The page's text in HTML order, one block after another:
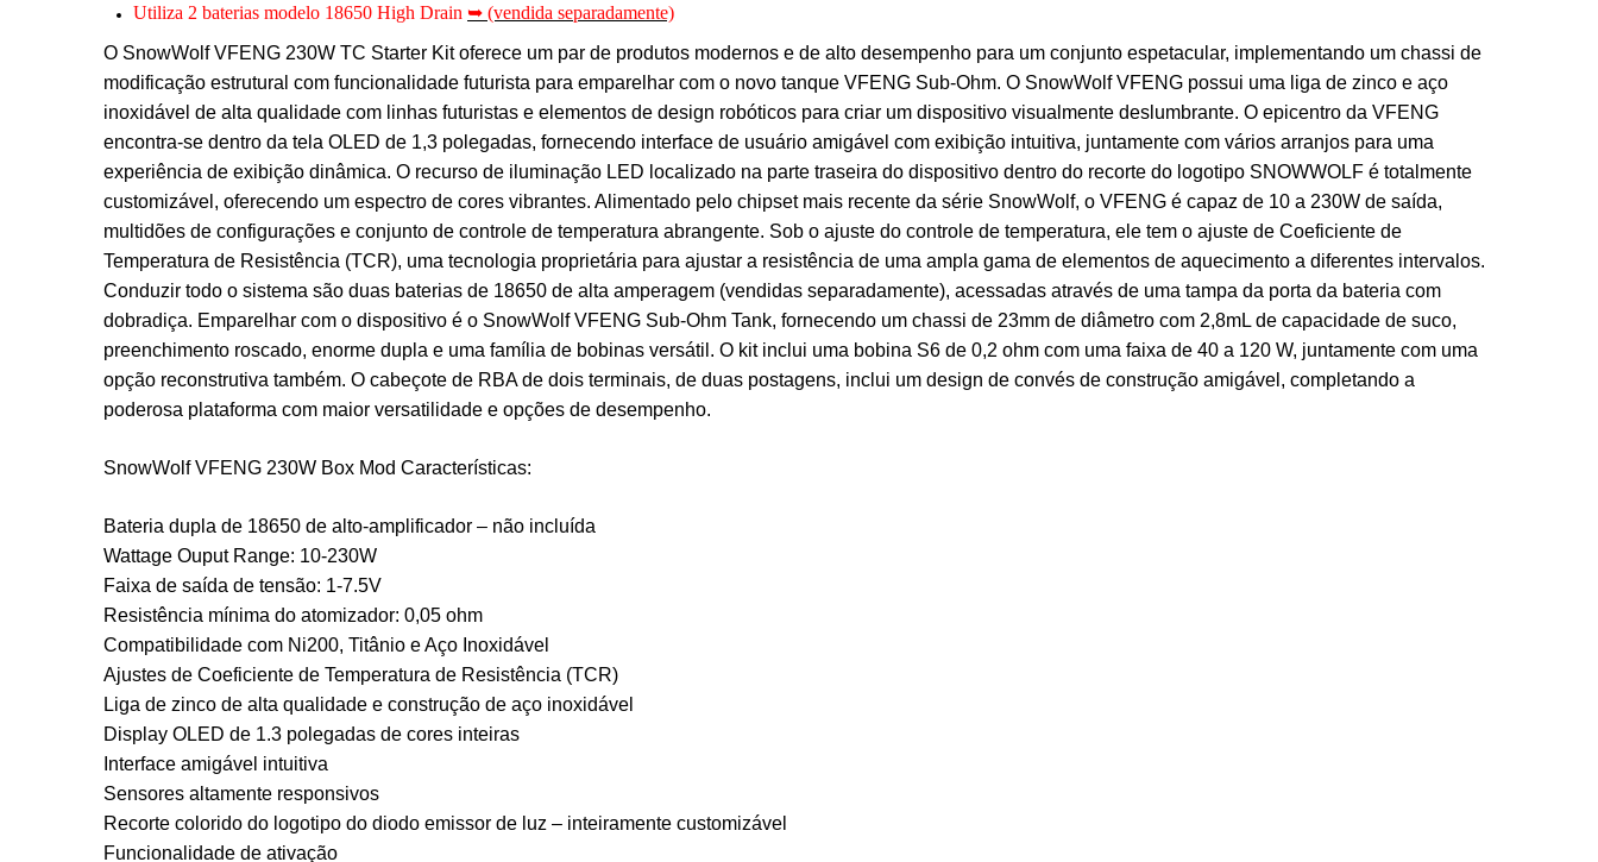
Utiliza 2 baterias modelo 18650 High Drain ➥ (vendida separadamente)
O SnowWolf VFENG 230W TC Starter Kit oferece um par de produtos modernos e de alto desempenho para um conjunto espetacular, implementando um chassi de
modificação estrutural com funcionalidade futurista para emparelhar com o novo tanque VFENG Sub-Ohm. O SnowWolf VFENG possui uma liga de zinco e aço
inoxidável de alta qualidade com linhas futuristas e elementos de design robóticos para criar um dispositivo visualmente deslumbrante. O epicentro da VFENG
encontra-se dentro da tela OLED de 1,3 polegadas, fornecendo interface de usuário amigável com exibição intuitiva, juntamente com vários arranjos para uma
experiência de exibição dinâmica. O recurso de iluminação LED localizado na parte traseira do dispositivo dentro do recorte do logotipo SNOWWOLF é totalmente
customizável, oferecendo um espectro de cores vibrantes. Alimentado pelo chipset mais recente da série SnowWolf, o VFENG é capaz de 10 a 230W de saída,
multidões de configurações e conjunto de controle de temperatura abrangente. Sob o ajuste do controle de temperatura, ele tem o ajuste de Coeficiente de
Temperatura de Resistência (TCR), uma tecnologia proprietária para ajustar a resistência de uma ampla gama de elementos de aquecimento a diferentes intervalos.
Conduzir todo o sistema são duas baterias de 18650 de alta amperagem (vendidas separadamente), acessadas através de uma tampa da porta da bateria com
dobradiça. Emparelhar com o dispositivo é o SnowWolf VFENG Sub-Ohm Tank, fornecendo um chassi de 23mm de diâmetro com 2,8mL de capacidade de suco,
preenchimento roscado, enorme dupla e uma família de bobinas versátil. O kit inclui uma bobina S6 de 0,2 ohm com uma faixa de 40 a 120 W, juntamente com uma
opção reconstrutiva também. O cabeçote de RBA de dois terminais, de duas postagens, inclui um design de convés de construção amigável, completando a
poderosa plataforma com maior versatilidade e opções de desempenho.
SnowWolf VFENG 230W Box Mod Características:
Bateria dupla de 18650 de alto-amplificador – não incluída
Wattage Ouput Range: 10-230W
Faixa de saída de tensão: 1-7.5V
Resistência mínima do atomizador: 0,05 ohm
Compatibilidade com Ni200, Titânio e Aço Inoxidável
Ajustes de Coeficiente de Temperatura de Resistência (TCR)
Liga de zinco de alta qualidade e construção de aço inoxidável
Display OLED de 1.3 polegadas de cores inteiras
Interface amigável intuitiva
Sensores altamente responsivos
Recorte colorido do logotipo do diodo emissor de luz – inteiramente customizável
Funcionalidade de ativação